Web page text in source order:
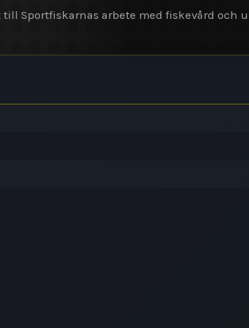
Sportfiskarnas arbete med fiskevård